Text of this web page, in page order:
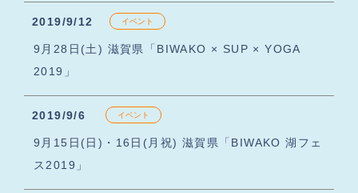
2019/9/12 イベント
9月28日(土) 滋賀県「BIWAKO × SUP × YOGA
2019」
2019/9/6 イベント
9月15日(日)・16日(月祝) 滋賀県「BIWAKO 湖フェ
ス2019」